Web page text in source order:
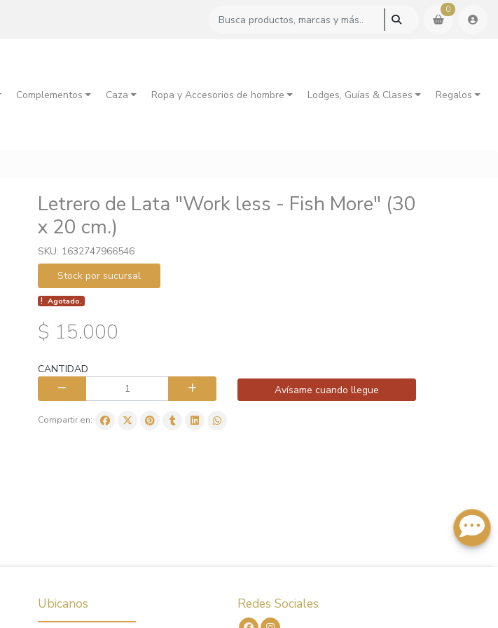
0
Complementos Caza Ropa y Accesorios de hombre Lodges, Guías & Clases Regalos
Letrero de Lata "Work less - Fish More" (30
x 20 cm.)
SKU: 1632747966546
Stock por sucursal
Agotado.
$ 15.000
CANTIDAD
Avísame cuando llegue
Compartir en:
Ubicanos Redes Sociales